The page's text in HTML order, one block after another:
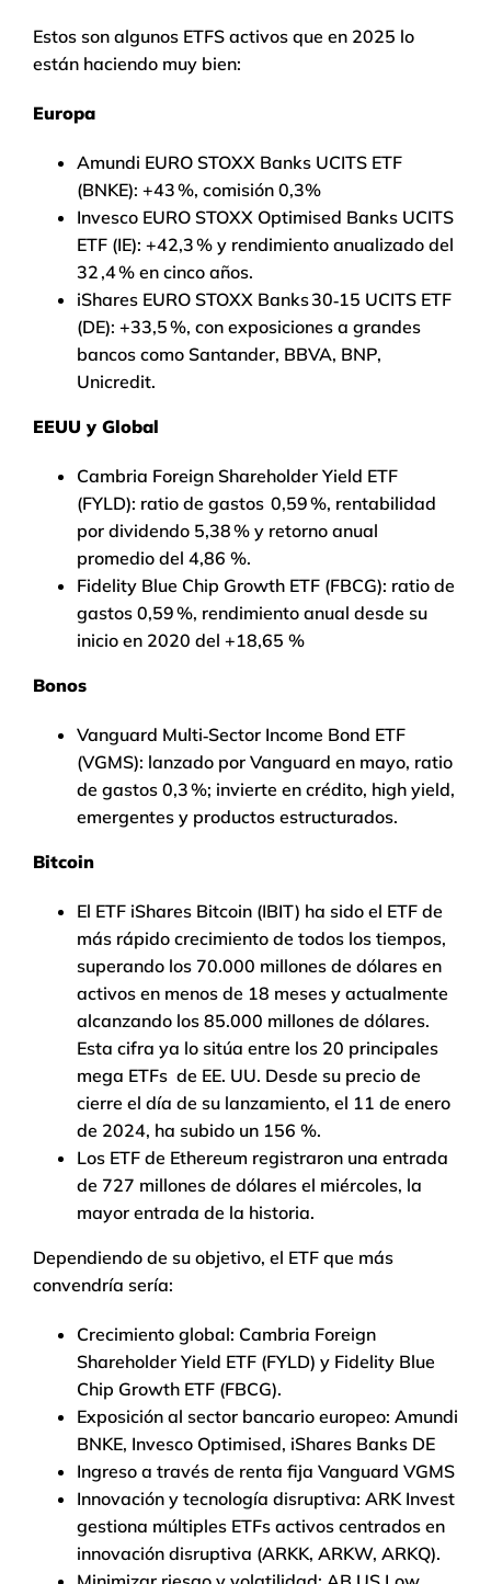
Estos son algunos ETFS activos que en 2025 lo
están haciendo muy bien:
Europa
Amundi EURO STOXX Banks UCITS ETF
(BNKE): +43 %, comisión 0,3%
Invesco EURO STOXX Optimised Banks UCITS
ETF (IE): +42,3 % y rendimiento anualizado del
32 ,4 % en cinco años.
iShares EURO STOXX Banks 30‑15 UCITS ETF
(DE): +33,5 %, con exposiciones a grandes
bancos como Santander, BBVA, BNP,
Unicredit.
EEUU y Global
Cambria Foreign Shareholder Yield ETF
(FYLD): ratio de gastos 0,59 %, rentabilidad
por dividendo 5,38 % y retorno anual
promedio del 4,86 %.
Fidelity Blue Chip Growth ETF (FBCG): ratio de
gastos 0,59 %, rendimiento anual desde su
inicio en 2020 del +18,65 %
Bonos
Vanguard Multi‑Sector Income Bond ETF
(VGMS): lanzado por Vanguard en mayo, ratio
de gastos 0,3 %; invierte en crédito, high yield,
emergentes y productos estructurados.
Bitcoin
El ETF iShares Bitcoin (IBIT) ha sido el ETF de
más rápido crecimiento de todos los tiempos,
superando los 70.000 millones de dólares en
activos en menos de 18 meses y actualmente
alcanzando los 85.000 millones de dólares.
Esta cifra ya lo sitúa entre los 20 principales
mega ETFs de EE. UU. Desde su precio de
cierre el día de su lanzamiento, el 11 de enero
de 2024, ha subido un 156 %.
Los ETF de Ethereum registraron una entrada
de 727 millones de dólares el miércoles, la
mayor entrada de la historia.
Dependiendo de su objetivo, el ETF que más
convendría sería:
Crecimiento global: Cambria Foreign
Shareholder Yield ETF (FYLD) y Fidelity Blue
Chip Growth ETF (FBCG).
Exposición al sector bancario europeo: Amundi
BNKE, Invesco Optimised, iShares Banks DE
Ingreso a través de renta fija Vanguard VGMS
Innovación y tecnología disruptiva: ARK Invest
gestiona múltiples ETFs activos centrados en
innovación disruptiva (ARKK, ARKW, ARKQ).